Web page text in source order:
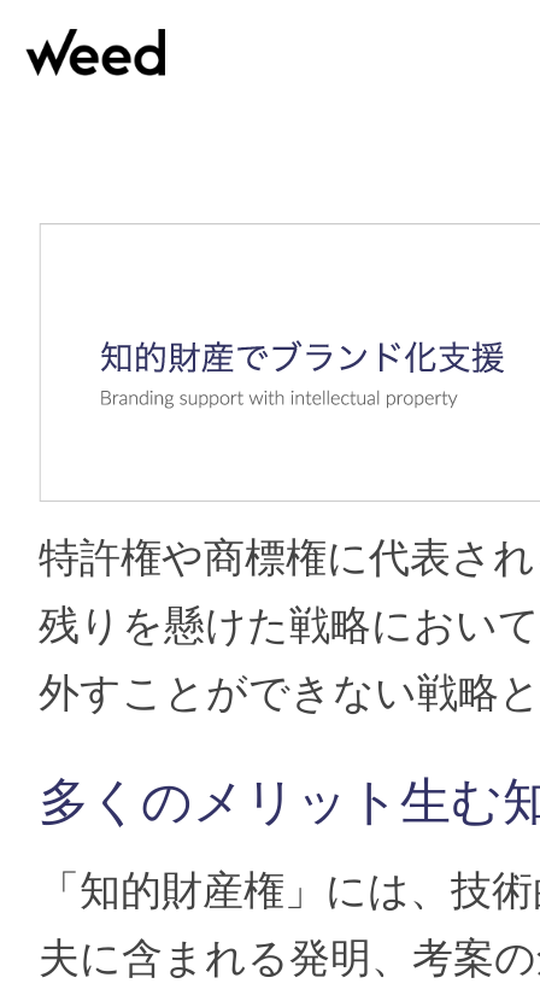
特許権や商標権に代表さ
残りを懸けた戦略におい
外すことができない戦略
多くのメリット生む
「知的財産権」には、技
夫に含まれる発明、考案